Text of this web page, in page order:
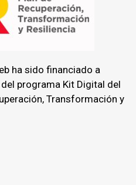
ha sido financiado a
programa Kit Digital del
Transformación y